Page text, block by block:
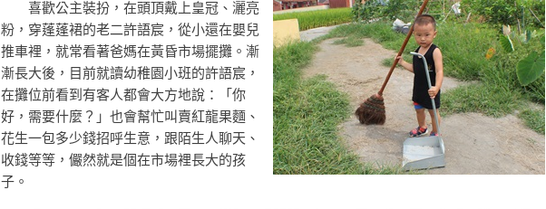
喜歡公主裝扮，在頭頂戴上皇冠、灑亮
粉，穿蓬蓬裙的老二許語宸，從小還在嬰兒
推車裡，就常看著爸媽在黃昏市場擺攤。漸
漸長大後，目前就讀幼稚園小班的許語宸，
在攤位前看到有客人都會大方地說：「你
好，需要什麼？」也會幫忙叫賣紅龍果麵、
花生一包多少錢招呼生意，跟陌生人聊天、
收錢等等，儼然就是個在市場裡長大的孩
子。